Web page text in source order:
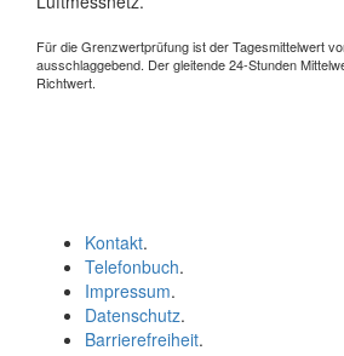
Für die Grenzwertprüfung ist der Tagesmittelwert
ausschlaggebend. Der gleitende 24-Stunden
Richtwert.
Kontakt.
Telefonbuch.
Impressum.
Datenschutz.
Barrierefreiheit.